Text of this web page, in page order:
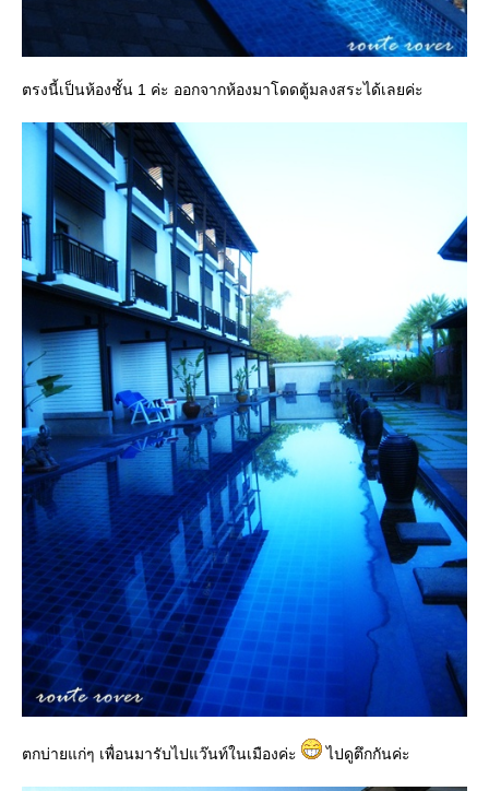
ตรงนี้เป็นห้องชั้น 1 ค่ะ ออกจากห้องมาโดดตู้มลงสระได้เลยค่ะ
ตกบ่ายแก่ๆ เพื่อนมารับไปแว๊นท์ในเมืองค่ะ ไปดูตึกกันค่ะ